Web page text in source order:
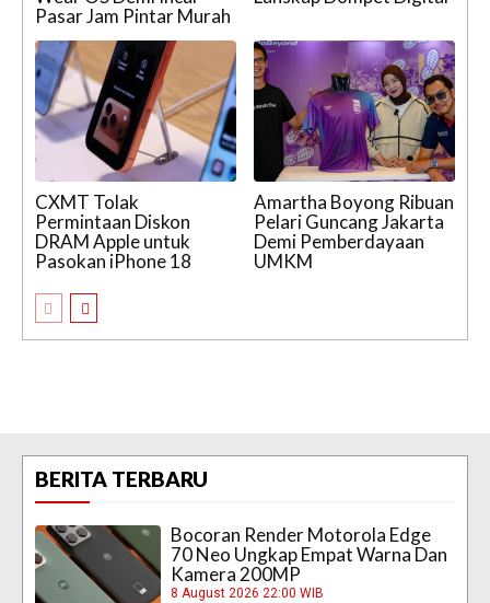
Pasar Jam Pintar Murah
CXMT Tolak
Permintaan Diskon
DRAM Apple untuk
Pasokan iPhone 18
Amartha Boyong Ribuan
Pelari Guncang Jakarta
Demi Pemberdayaan
UMKM
BERITA TERBARU
Bocoran Render Motorola Edge
70 Neo Ungkap Empat Warna Dan
Kamera 200MP
8 August 2026 22:00 WIB